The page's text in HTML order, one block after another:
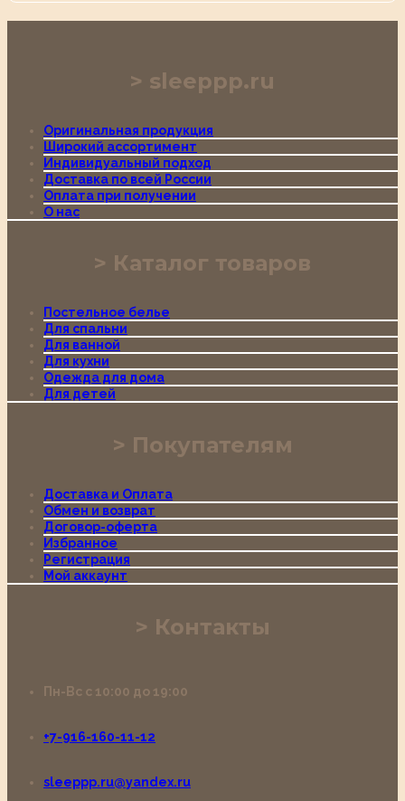
sleeppp.ru
Оригинальная продукция
Широкий ассортимент
Индивидуальный подход
Доставка по всей России
Оплата при получении
О нас
Каталог товаров
Постельное белье
Для спальни
Для ванной
Для кухни
Одежда для дома
Для детей
Покупателям
Доставка и Оплата
Обмен и возврат
Договор-оферта
Избранное
Регистрация
Мой аккаунт
Контакты
Пн-Вс с 10:00 до 19:00
+7-916-160-11-12
sleeppp.ru@yandex.ru